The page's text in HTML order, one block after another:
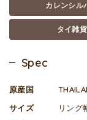
カレンシル
タイ雑貨
Spec
原産国
サイズ
リング